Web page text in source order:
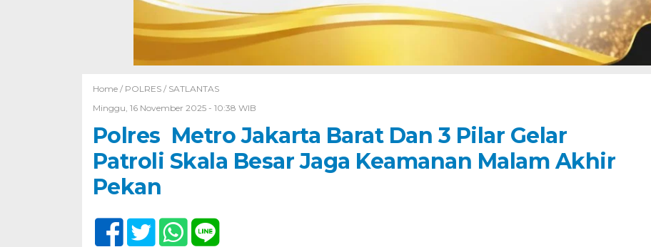
Home / POLRES/ SATLANTAS
Minggu, 16 November 2025 - 10:38 WIB
Polres Metro Jakarta Barat Dan 3 Pilar Gelar
Patroli Skala Besar Jaga Keamanan Malam Akhir
Pekan